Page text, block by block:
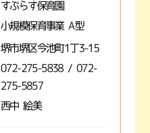
すぷらす保育園
小規模保育事業 A型
堺市堺区今池町1丁3-15
072-275-5838 / 072-
275-5857
西中 絵美